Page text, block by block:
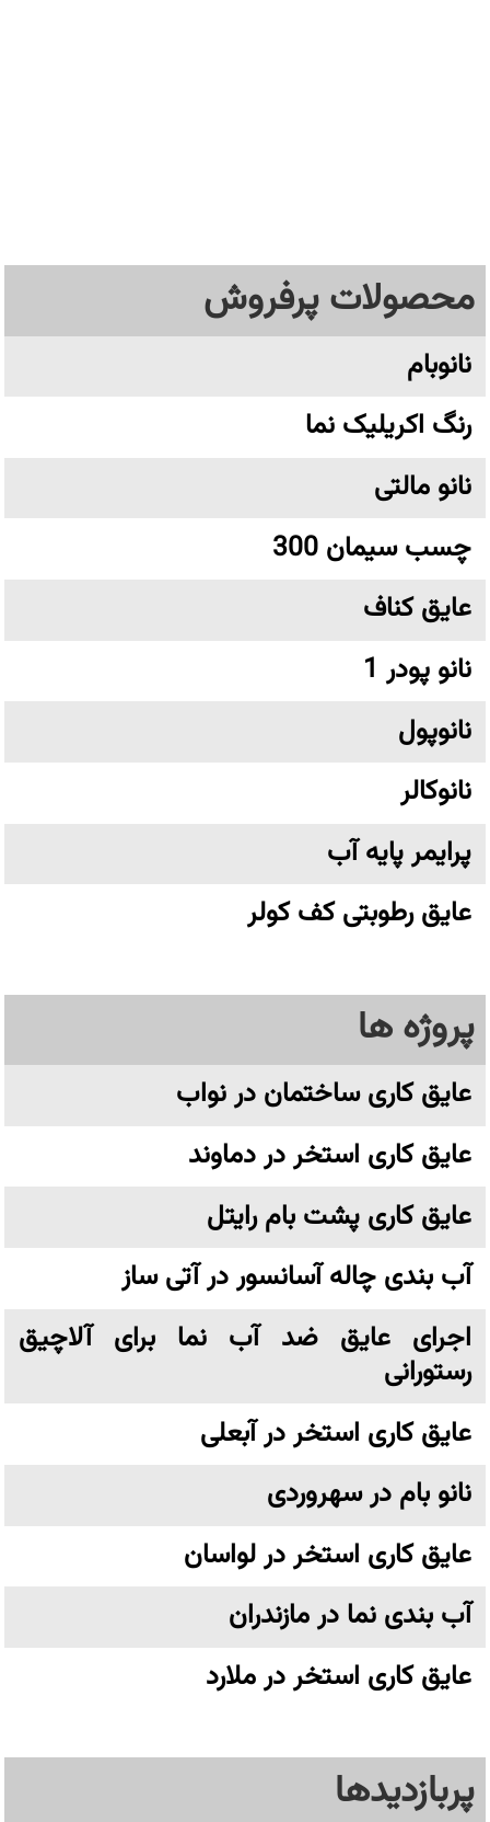
محصولات پرفروش
نانوبام
رنگ اکریلیک نما
نانو مالتی
چسب سیمان 300
عایق کناف
نانو پودر 1
نانوپول
نانوکالر
پرایمر پایه آب
عایق رطوبتی کف کولر
پروژه ها
عایق کاری ساختمان در نواب
عایق کاری استخر در دماوند
عایق کاری پشت بام رایتل
آب بندی چاله آسانسور در آتی ساز
اجرای عایق ضد آب نما برای آلاچیق
رستورانی
عایق کاری استخر در آبعلی
نانو بام در سهروردی
عایق کاری استخر در لواسان
آب بندی نما در مازندران
عایق کاری استخر در ملارد
پربازدیدها